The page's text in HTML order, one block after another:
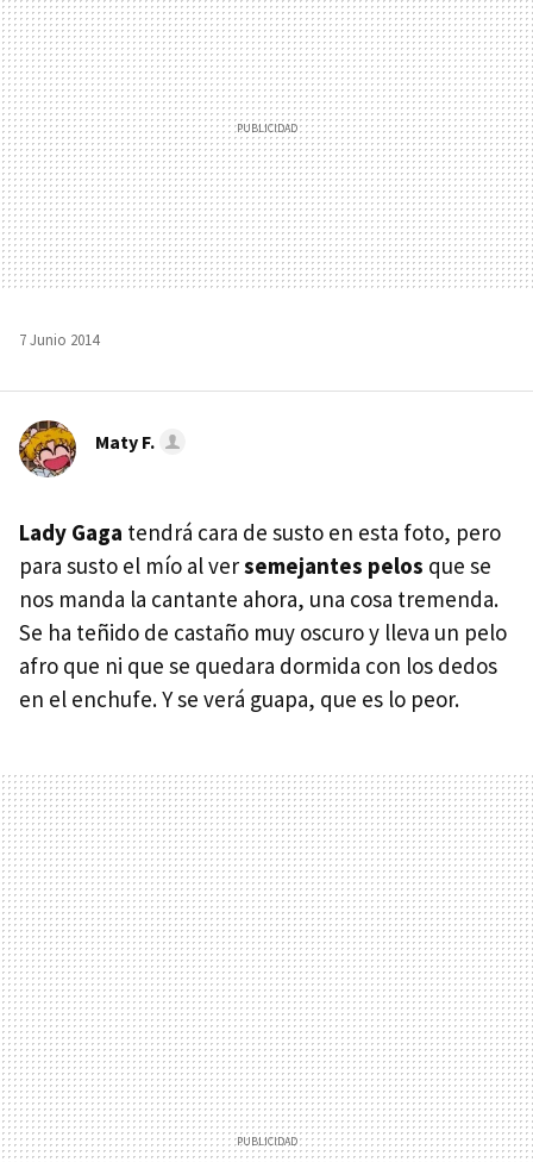
7 Junio 2014
Maty F.
Lady Gaga tendrá cara de susto en esta foto, pero
para susto el mío al versemejantes pelos que se
nos manda la cantante ahora, una cosa tremenda.
Se ha teñido de castaño muy oscuro y lleva un pelo
afro que ni que se quedara dormida con los dedos
en el enchufe. Y se verá guapa, que es lo peor.